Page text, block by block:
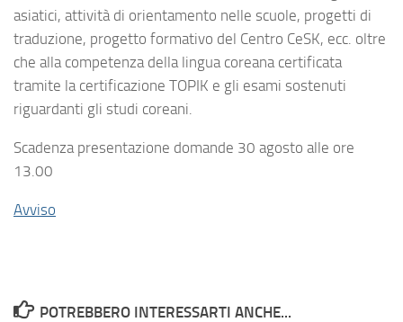
asiatici, attività di orientamento nelle scuole, progetti di
traduzione, progetto formativo del Centro CeSK, ecc. oltre
che alla competenza della lingua coreana certificata
tramite la certificazione TOPIK e gli esami sostenuti
riguardanti gli studi coreani.
Scadenza presentazione domande 30 agosto alle ore
13.00
Avviso
POTREBBERO INTERESSARTI ANCHE...